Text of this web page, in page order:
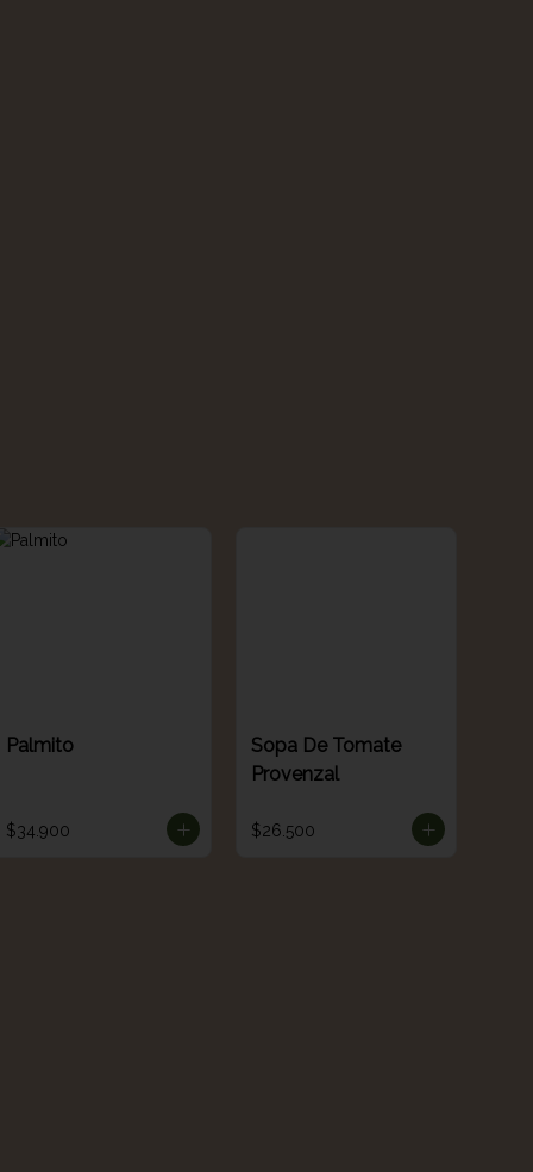
Palmito
$34.900
Sopa De Tomate
Provenzal
$26.500